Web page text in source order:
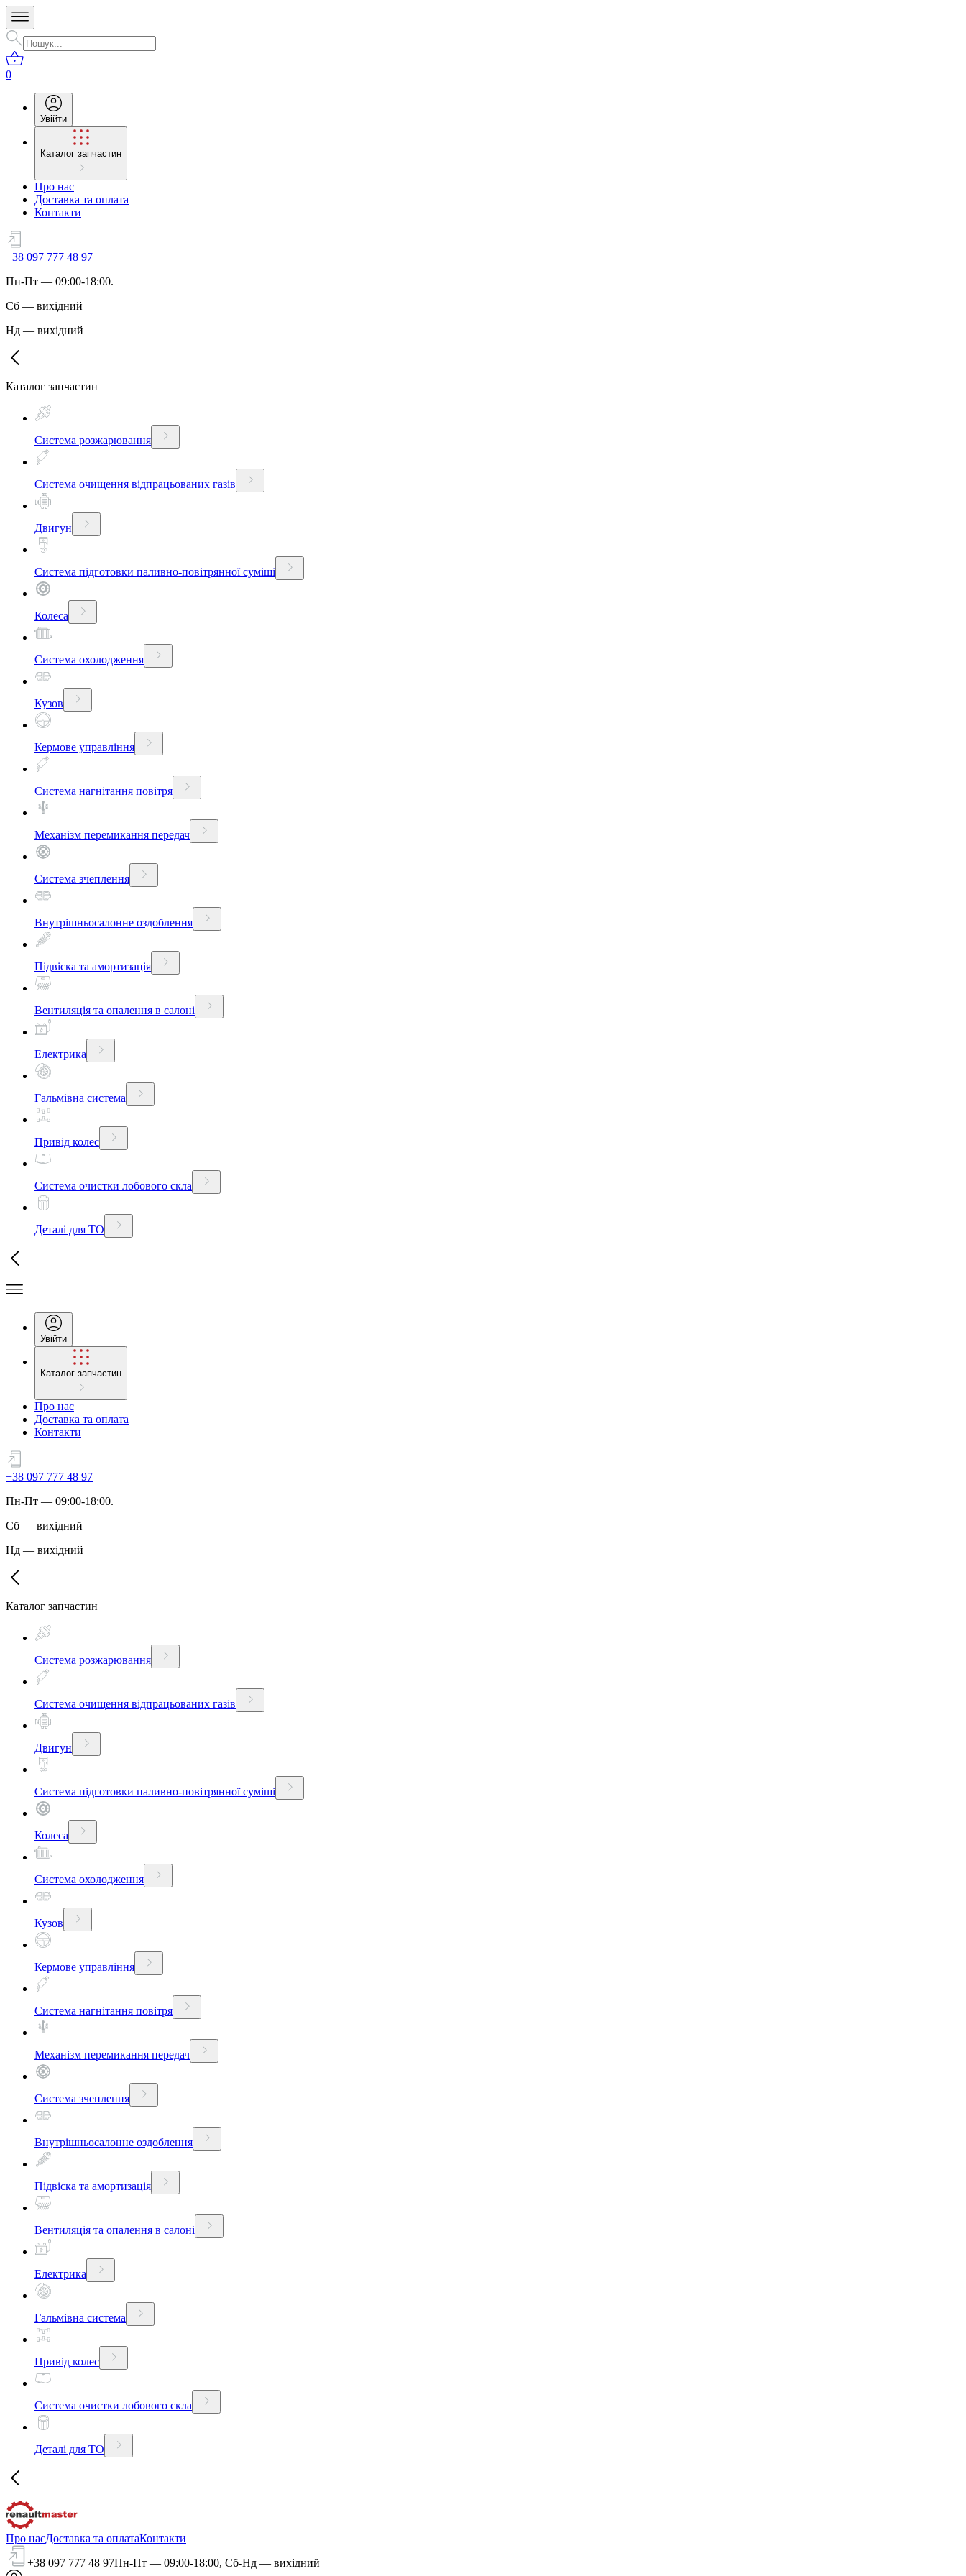
0
Увійти
Каталог запчастин
Про нас
Доставка та оплата
Контакти
+38 097 777 48 97
Пн-Пт — 09:00-18:00.
Сб — вихідний
Нд — вихідний
Каталог запчастин
Система розжарювання
Система очищення відпрацьованих газів
Двигун
Система підготовки паливно-повітрянної суміші
Колеса
Система охолодження
Кузов
Кермове управління
Система нагнітання повітря
Механізм перемикання передач
Система зчеплення
Внутрішньосалонне оздоблення
Підвіска та амортизація
Вентиляція та опалення в салоні
Електрика
Гальмівна система
Привід колес
Система очистки лобового скла
Деталі для ТО
Увійти
Каталог запчастин
Про нас
Доставка та оплата
Контакти
+38 097 777 48 97
Пн-Пт — 09:00-18:00.
Сб — вихідний
Нд — вихідний
Каталог запчастин
Система розжарювання
Система очищення відпрацьованих газів
Двигун
Система підготовки паливно-повітрянної суміші
Колеса
Система охолодження
Кузов
Кермове управління
Система нагнітання повітря
Механізм перемикання передач
Система зчеплення
Внутрішньосалонне оздоблення
Підвіска та амортизація
Вентиляція та опалення в салоні
Електрика
Гальмівна система
Привід колес
Система очистки лобового скла
Деталі для ТО
Про насДоставка та оплатаКонтакти
+38 097 777 48 97Пн-Пт — 09:00-18:00, Сб-Нд — вихідний